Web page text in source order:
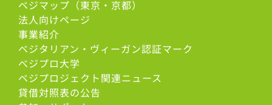
ベジマップ（東京・京都）
法人向けページ
事業紹介
ベジタリアン・ヴィーガン認証マーク
べジプロ大学
ベジプロジェクト関連ニュース
貸借対照表の公告